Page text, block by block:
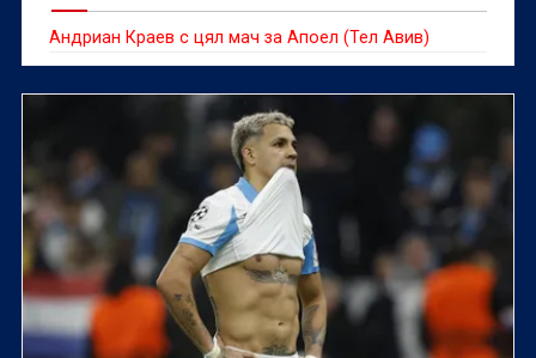
Андриан Краев с цял мач за Апоел (Тел Авив)